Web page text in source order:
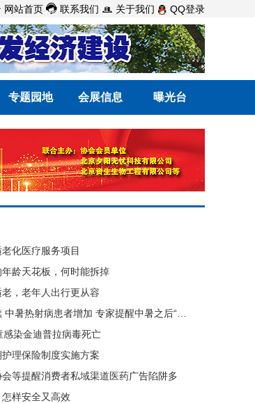
网站首页  联系我们  关于我们 QQ登录
专题园地 会展信息 曝光台
化医疗服务项目
龄天花板，何时能拆掉
，老年人出行更从容
感染金迪普拉病毒死亡
理保险制度实施方案
等提醒消费者私域渠道医药广告陷阱多
样安全又高效